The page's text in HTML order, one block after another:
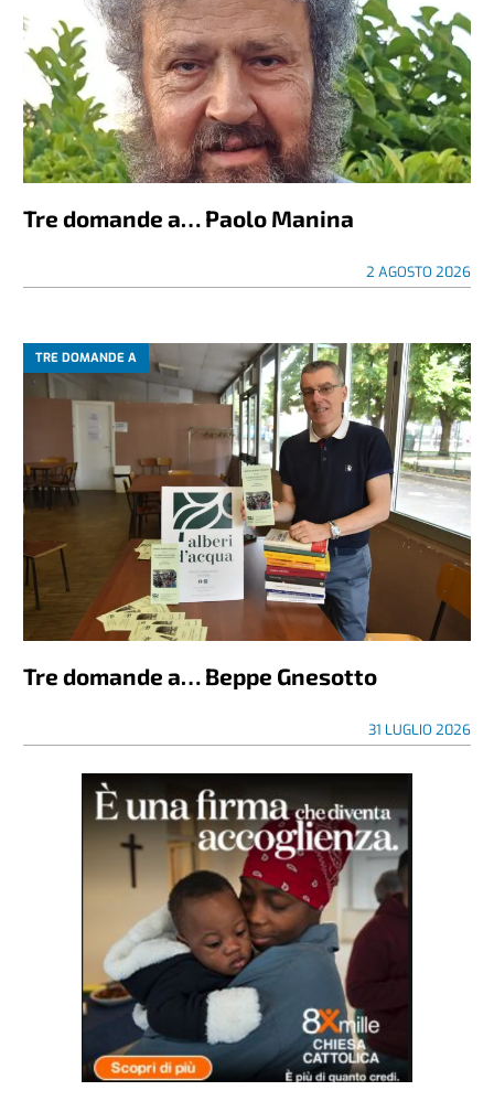
Tre domande a… Paolo Manina
2 AGOSTO 2026
TRE DOMANDE A
Tre domande a… Beppe Gnesotto
31 LUGLIO 2026